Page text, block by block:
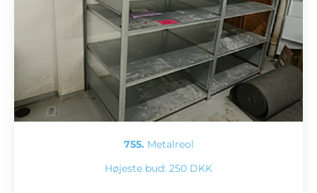
755. Metalreol
Højeste bud: 250 DKK